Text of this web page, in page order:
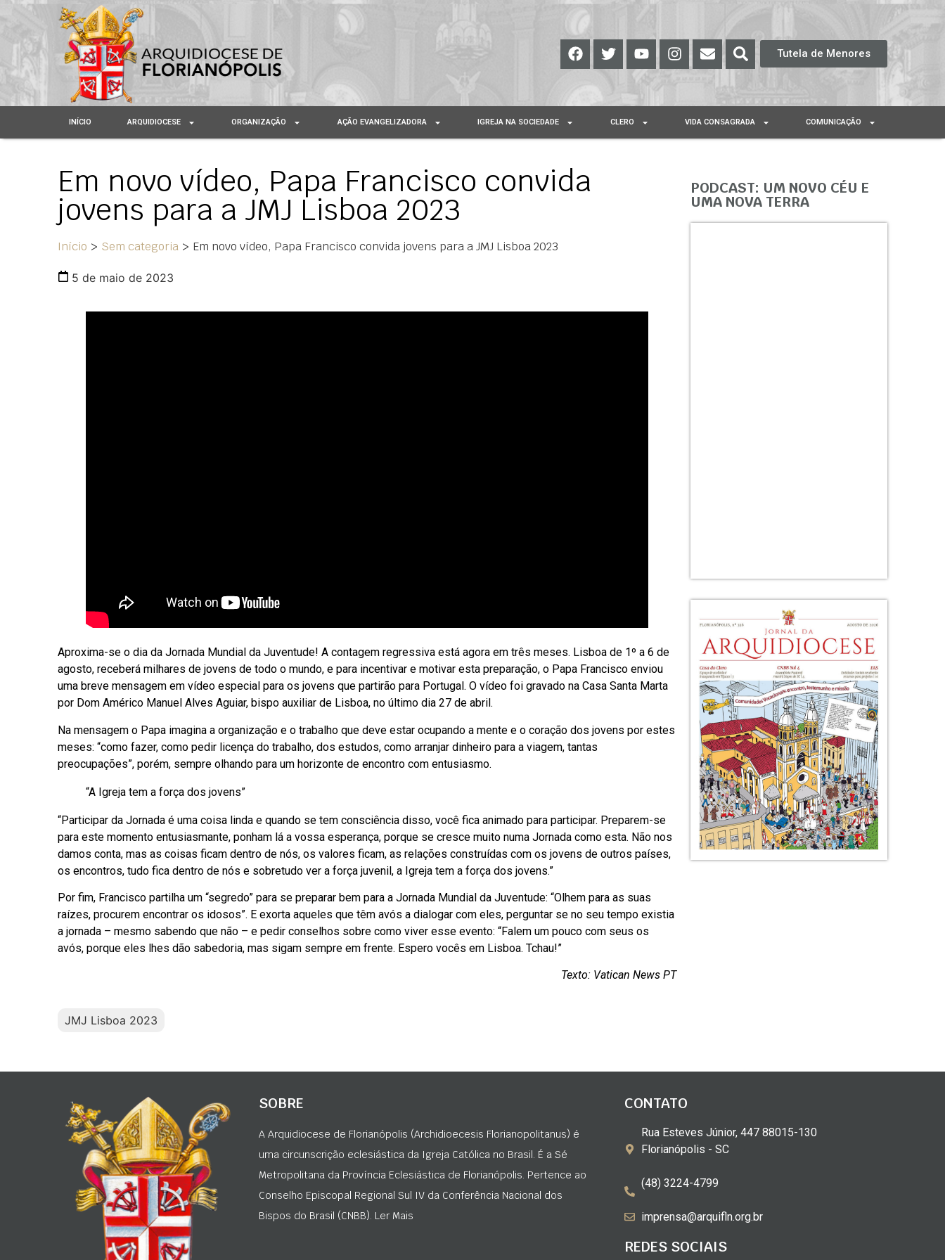
Tutela de Menores
INÍCIO ARQUIDIOCESE ORGANIZAÇÃO AÇÃO EVANGELIZADORA IGREJA NA SOCIEDADE CLERO VIDA CONSAGRADA COMUNICAÇÃO
Em novo vídeo, Papa Francisco convida
jovens para a JMJ Lisboa 2023
Início > Sem categoria > Em novo vídeo, Papa Francisco convida jovens para a JMJ Lisboa 2023
5 de maio de 2023
Aproxima-se o dia da Jornada Mundial da Juventude! A contagem regressiva está agora em três meses. Lisboa de 1º a 6 de
agosto, receberá milhares de jovens de todo o mundo, e para incentivar e motivar esta preparação, o Papa Francisco enviou
uma breve mensagem em vídeo especial para os jovens que partirão para Portugal. O vídeo foi gravado na Casa Santa Marta
por Dom Américo Manuel Alves Aguiar, bispo auxiliar de Lisboa, no último dia 27 de abril.
Na mensagem o Papa imagina a organização e o trabalho que deve estar ocupando a mente e o coração dos jovens por estes
meses: “como fazer, como pedir licença do trabalho, dos estudos, como arranjar dinheiro para a viagem, tantas
preocupações”, porém, sempre olhando para um horizonte de encontro com entusiasmo.
“A Igreja tem a força dos jovens”
“Participar da Jornada é uma coisa linda e quando se tem consciência disso, você fica animado para participar. Preparem-se
para este momento entusiasmante, ponham lá a vossa esperança, porque se cresce muito numa Jornada como esta. Não nos
damos conta, mas as coisas ficam dentro de nós, os valores ficam, as relações construídas com os jovens de outros países,
os encontros, tudo fica dentro de nós e sobretudo ver a força juvenil, a Igreja tem a força dos jovens.”
Por fim, Francisco partilha um “segredo” para se preparar bem para a Jornada Mundial da Juventude: “Olhem para as suas
raízes, procurem encontrar os idosos”. E exorta aqueles que têm avós a dialogar com eles, perguntar se no seu tempo existia
a jornada – mesmo sabendo que não – e pedir conselhos sobre como viver esse evento: “Falem um pouco com seus os
avós, porque eles lhes dão sabedoria, mas sigam sempre em frente. Espero vocês em Lisboa. Tchau!”
Texto: Vatican News PT
JMJ Lisboa 2023
PODCAST: UM NOVO CÉU E
UMA NOVA TERRA
SOBRE
A Arquidiocese de Florianópolis (Archidioecesis Florianopolitanus) é
uma circunscrição eclesiástica da Igreja Católica no Brasil. É a Sé
Metropolitana da Província Eclesiástica de Florianópolis. Pertence ao
Conselho Episcopal Regional Sul IV da Conferência Nacional dos
Bispos do Brasil (CNBB). Ler Mais
CONTATO
Rua Esteves Júnior, 447 88015-130
Florianópolis - SC
(48) 3224-4799
imprensa@arquifln.org.br
REDES SOCIAIS